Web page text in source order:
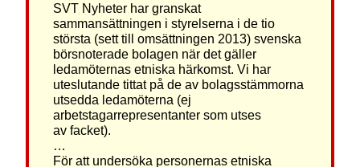
SVT Nyheter har granskat
sammansättningen i styrelserna i de tio
största (sett till omsättningen 2013) svenska
börsnoterade bolagen när det gäller
ledamöternas etniska härkomst. Vi har
uteslutande tittat på de av bolagsstämmorna
utsedda ledamöterna (ej
arbetstagarrepresentanter som utses
av facket).
…
För att undersöka personernas etniska